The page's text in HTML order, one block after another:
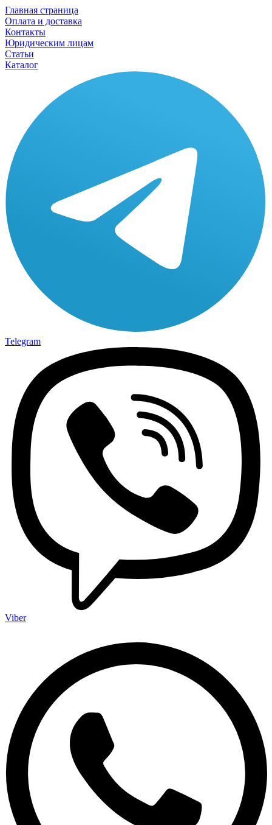
Главная страница
Оплата и доставка
Контакты
Юридическим лицам
Статьи
Каталог
Telegram
Viber